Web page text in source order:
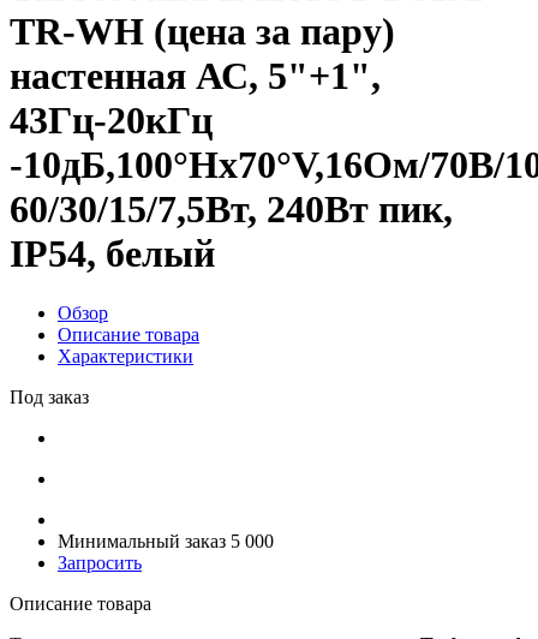
TR-WH (цена за пару)
настенная АС, 5"+1",
43Гц-20кГц
-10дБ,100°Hx70°V,16Ом/70В/
60/30/15/7,5Вт, 240Вт пик,
IP54, белый
Обзор
Описание товара
Характеристики
Под заказ
Минимальный заказ 5 000
Запросить
Описание товара